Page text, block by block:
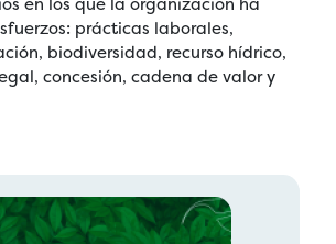
prácticas laborales,
biodiversidad, recurso hídrico,
concesión, cadena de valor y